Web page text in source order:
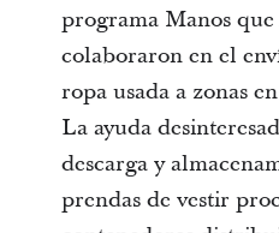
programa Manos
colaboraron en el
ropa usada a zonas
La ayuda
descarga y
prendas de vestir